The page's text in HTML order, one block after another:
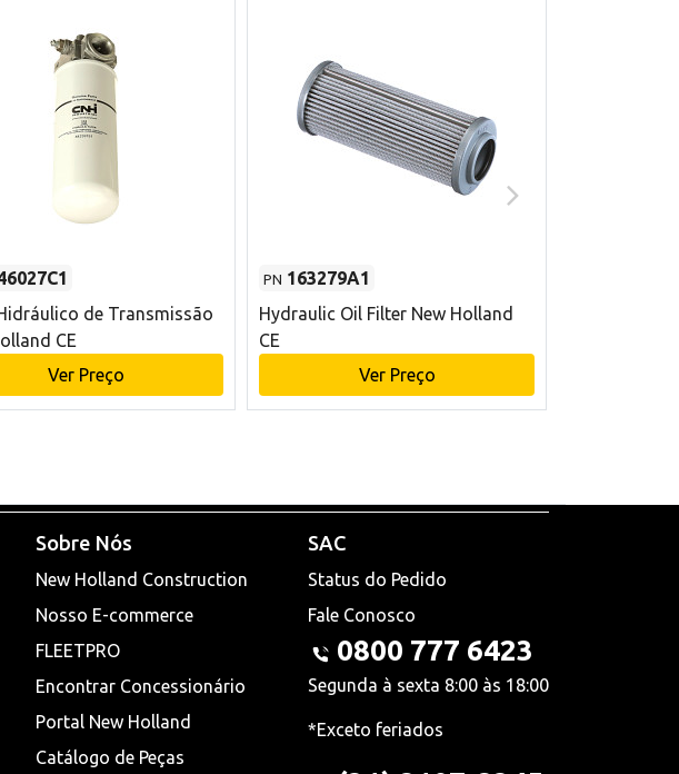
de Transmissão
CE
Ver Preço
PN 163279A1
Hydraulic Oil Filter New Holland
CE
Ver Preço
Sobre Nós
New Holland Construction
Nosso E-commerce
FLEETPRO
Encontrar Concessionário
Portal New Holland
Catálogo de Peças
SAC
Status do Pedido
Fale Conosco
0800 777 6423
Segunda à sexta 8:00 às 18:00
*Exceto feriados